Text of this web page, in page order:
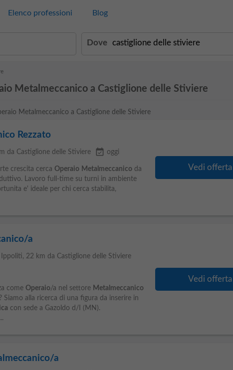
Elenco professioni Blog
Dove
Metalmeccanico a Castiglione delle Stiviere
Metalmeccanico a Castiglione delle Stiviere
Rezzato
da Castiglione delle Stiviere event_available oggi
crescita cerca Operaio Metalmeccanicoda
Lavoro full-time su turni in ambiente
e' ideale per chi cerca stabilita,
Vedi offerta
a
Ippoliti, 22 km da Castiglione delle Stiviere
come Operaio/a nel settore Metalmeccanico
Siamo alla ricerca di una figura da inserire in
con sede a Gazoldo d/I (MN).
Vedi offerta
a